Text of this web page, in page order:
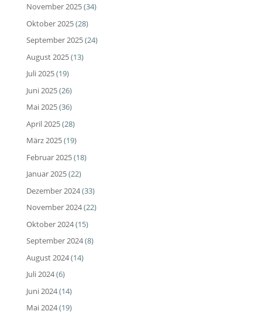
November 2025(34)
Oktober 2025(28)
September 2025(24)
August 2025(13)
Juli 2025(19)
Juni 2025(26)
Mai 2025(36)
April 2025(28)
März 2025(19)
Februar 2025(18)
Januar 2025(22)
Dezember 2024(33)
November 2024(22)
Oktober 2024(15)
September 2024(8)
August 2024(14)
Juli 2024(6)
Juni 2024(14)
Mai 2024(19)